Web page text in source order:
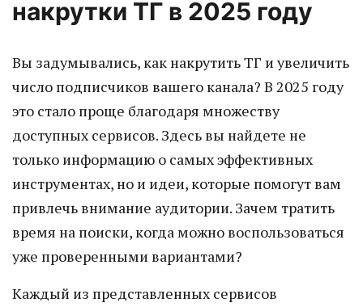
накрутки ТГ в 2025 году
Вы задумывались, как накрутить ТГ и увеличить
число подписчиков вашего канала? В 2025 году
это стало проще благодаря множеству
доступных сервисов. Здесь вы найдете не
только информацию о самых эффективных
инструментах, но и идеи, которые помогут вам
привлечь внимание аудитории. Зачем тратить
время на поиски, когда можно воспользоваться
уже проверенными вариантами?
Каждый из представленных сервисов